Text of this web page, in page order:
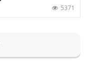
5371